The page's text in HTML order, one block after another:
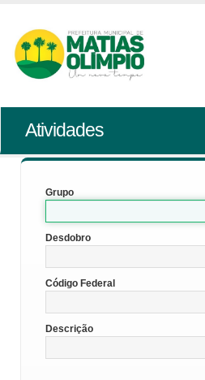
Atividades
Grupo
Desdobro
Código Federal
Descrição